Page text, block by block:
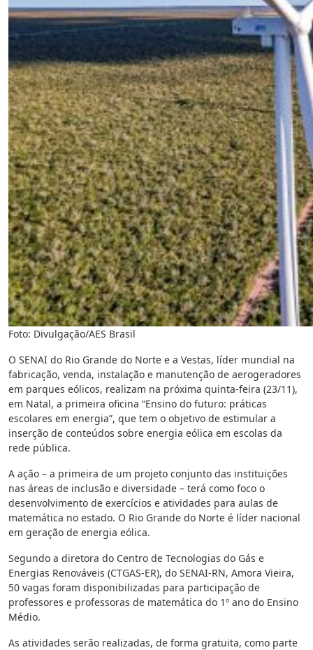
Foto: Divulgação/AES Brasil
O SENAI do Rio Grande do Norte e a Vestas, líder mundial na
fabricação, venda, instalação e manutenção de aerogeradores
em parques eólicos, realizam na próxima quinta-feira (23/11),
em Natal, a primeira oficina “Ensino do futuro: práticas
escolares em energia”, que tem o objetivo de estimular a
inserção de conteúdos sobre energia eólica em escolas da
rede pública.
A ação – a primeira de um projeto conjunto das instituições
nas áreas de inclusão e diversidade – terá como foco o
desenvolvimento de exercícios e atividades para aulas de
matemática no estado. O Rio Grande do Norte é líder nacional
em geração de energia eólica.
Segundo a diretora do Centro de Tecnologias do Gás e
Energias Renováveis (CTGAS-ER), do SENAI-RN, Amora Vieira,
50 vagas foram disponibilizadas para participação de
professores e professoras de matemática do 1º ano do Ensino
Médio.
As atividades serão realizadas, de forma gratuita, como parte